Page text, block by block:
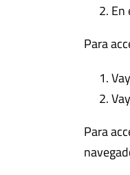
En
Para
Para